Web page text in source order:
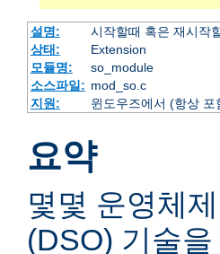
설명:
시작할때 혹은 재시작
상태:
Extension
모듈명:
so_module
소스파일: mod_so.c
지원:
윈도우즈에서 (항상
요약
몇몇 운영체
(DSO) 기술